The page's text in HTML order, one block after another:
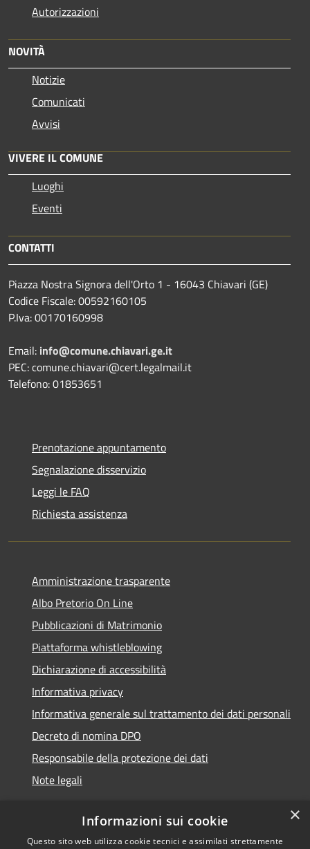
Autorizzazioni
NOVITÀ
Notizie
Comunicati
Avvisi
VIVERE IL COMUNE
Luoghi
Eventi
CONTATTI
Piazza Nostra Signora dell'Orto 1 - 16043 Chiavari (GE)
Codice Fiscale: 00592160105
P.Iva: 00170160998
Email: info@comune.chiavari.ge.it
PEC: comune.chiavari@cert.legalmail.it
Telefono: 01853651
Prenotazione appuntamento
Segnalazione disservizio
Leggi le FAQ
Richiesta assistenza
Amministrazione trasparente
Albo Pretorio On Line
Pubblicazioni di Matrimonio
Piattaforma whistleblowing
Dichiarazione di accessibilità
Informativa privacy
Informativa generale sul trattamento dei dati personali
Decreto di nomina DPO
Responsabile della protezione dei dati
Note legali
×
Informazioni sui cookie
Questo sito web utilizza cookie tecnici e assimilati strettamente